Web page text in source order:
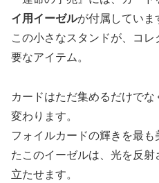
イ用イーゼルが付属していま
この小さなスタンドが、コ
要なアイテム。
カードはただ集めるだけで
変わります。
フォイルカードの輝きを最
たこのイーゼルは、光を反
立たせます。